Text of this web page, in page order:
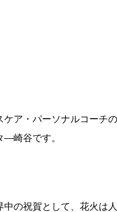
ア・パーソナルコーチの
—崎谷です。
中の祝賀として、花火は